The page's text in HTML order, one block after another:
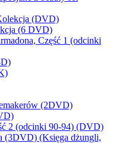
(DVD)
(6 DVD)
Część 1 (odcinki
(2DVD)
2 (odcinki 90-94) (DVD)
(3DVD) (Księga dżungli,